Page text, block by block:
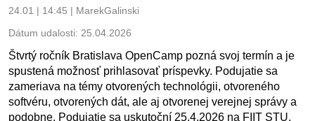
24.01 | 14:45 | MarekGalinski
Dátum udalosti: 25.04.2026
Štvrtý ročník Bratislava OpenCamp pozná svoj termín a je
spustená možnosť prihlasovať príspevky. Podujatie sa
zameriava na témy otvorených technológii, otvoreného
softvéru, otvorených dát, ale aj otvorenej verejnej správy a
podobne. Podujatie sa uskutoční 25.4.2026 na FIIT STU.